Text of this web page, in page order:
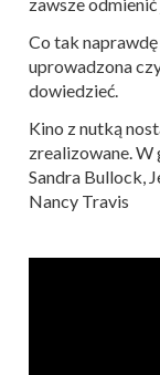
Co tak naprawdę
uprowadzona
dowiedzieć.
Kino z nutką
zrealizowane. W
Sandra Bullock,
Nancy Travis